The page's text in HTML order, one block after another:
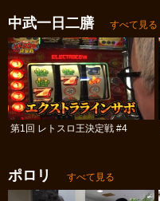
中武一日二膳 すべて見る
第1回 レトスロ王決定戦 #4
ポロリ すべて見る